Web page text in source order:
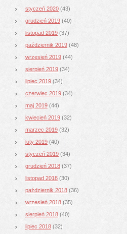
styczeń 2020 (43)
grudzień 2019 (40)
listopad 2019 (37)
październik 2019 (48)
wrzesień 2019 (44)
sierpień 2019 (34)
lipiec 2019 (34)
czerwiec 2019 (34)
maj 2019 (44)
kwiecień 2019 (32)
marzec 2019 (32)
luty 2019 (40)
styczeń 2019 (34)
grudzień 2018 (37)
listopad 2018 (30)
październik 2018 (36)
wrzesień 2018 (35)
sierpień 2018 (40)
lipiec 2018 (32)